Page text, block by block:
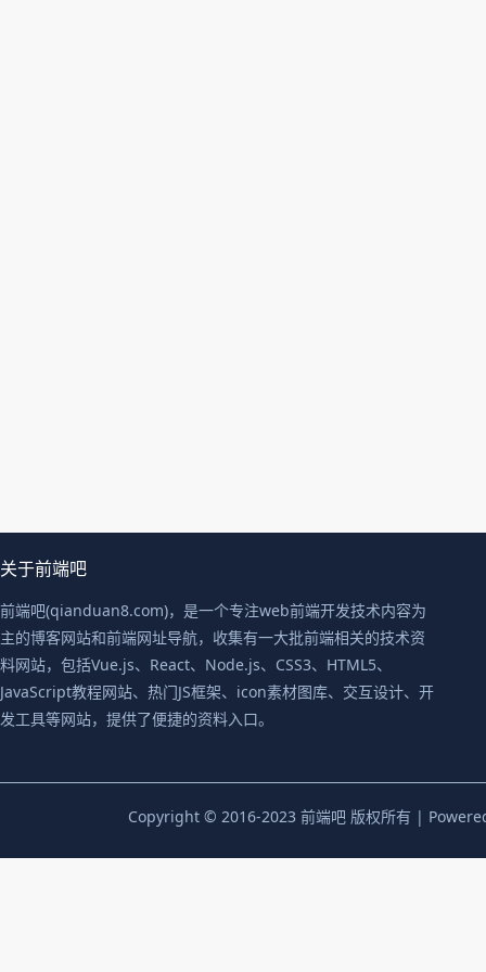
关于前端吧
前端吧(qianduan8.com)，是一个专注web前端开发技术内容为
主的博客网站和前端网址导航，收集有一大批前端相关的技术资
料网站，包括Vue.js、React、Node.js、CSS3、HTML5、
JavaScript教程网站、热门JS框架、icon素材图库、交互设计、开
发工具等网站，提供了便捷的资料入口。
Copyright © 2016-2023 前端吧 版权所有 |